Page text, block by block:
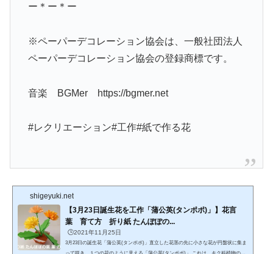
ー＊ー＊ー
※ペーパーデコレーション協会は、一般社団法人
ペーパーデコレーション協会の登録商標です。
音楽 BGMer https://bgmer.net
#レクリエーション#工作#紙で作る花
shigeyuki.net
【3月23日誕生花を工作「蒲公英(タンポポ)」】花言
葉 育て方 折り紙 たんぽぽの...
🕒️2021年11月25日
3月23日の誕生花「蒲公英(タンポポ)」直立した花茎の先に小さな花が円盤状に集ま